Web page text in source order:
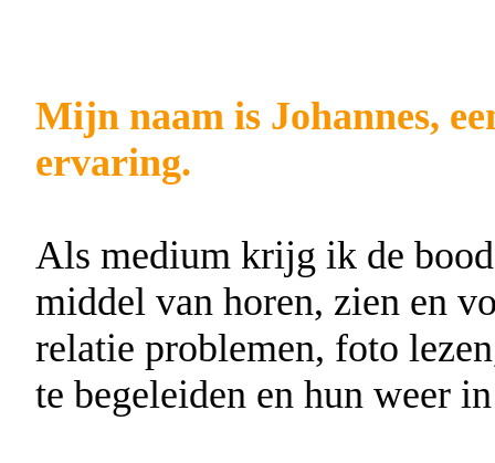
Mijn naam is Johannes,
ervaring.
Als medium krijg ik de
middel van horen, zien en
relatie problemen, foto
te begeleiden en hun weer